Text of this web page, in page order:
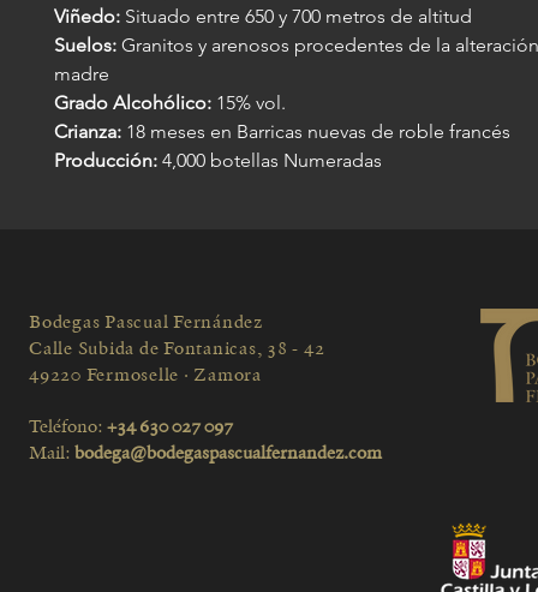
Viñedo: Situado entre 650 y 700 metros de altitud
Suelos: Granitos y arenosos procedentes de la
madre
Grado Alcohólico: 15% vol.
Crianza: 18 meses en Barricas nuevas de roble francés
Producción: 4,000 botellas Numeradas
Bodegas Pascual Fernández
Calle Subida de Fontanicas, 38 - 42
49220 Fermoselle · Zamora
Teléfono: +34 630 027 097
Mail: bodega@bodegaspascualfernandez.com